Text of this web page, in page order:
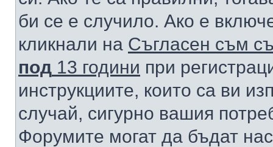
би се е случило. Ако е
кликнали на Съгласен съм
под 13 години при
инструкциите, които са ви
случай, сигурно вашия
Форумите могат да бъдат